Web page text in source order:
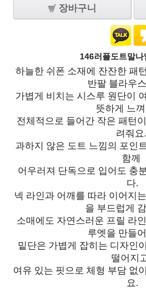
장바구니
146러플도트말
하늘한 쉬폰 소재에 잔잔한 패
반팔 블라우
가볍게 비치는 시스루 원단이
뜻하게 느
전체적으로 들어간 작은 패턴
려줘요.
과하지 않은 도트 느낌의 포인
함께
어우러져 단독으로 입어도 충
다.
넥 라인과 어깨를 따라 이어지
을 부드럽게
소매에도 자연스러운 프릴 라
루엣을 만들
밑단은 가볍게 잡히는 디자인
떨어지
여유 있는 핏으로 체형 부담 없
요.